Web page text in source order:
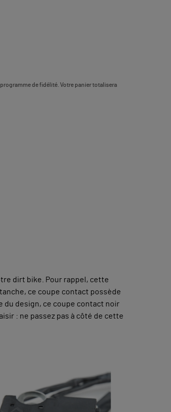
de fidélité. Votre panier totalisera
dirt bike. Pour rappel, cette
ce coupe contact possède
du design, ce coupe contact noir
: ne passez pas à côté de cette